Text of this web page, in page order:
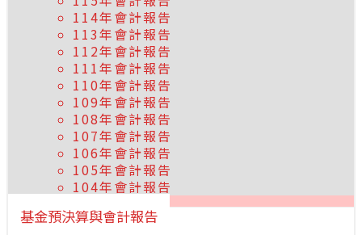
114年會計報告
113年會計報告
112年會計報告
111年會計報告
110年會計報告
109年會計報告
108年會計報告
107年會計報告
106年會計報告
105年會計報告
104年會計報告
基金預決算與會計報告